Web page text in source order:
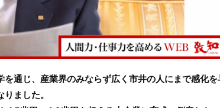
通じ、産業界のみならず広く市井の人にまで感化を
ました。